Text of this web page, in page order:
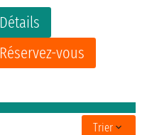
Détails
Réservez-vous
Trier